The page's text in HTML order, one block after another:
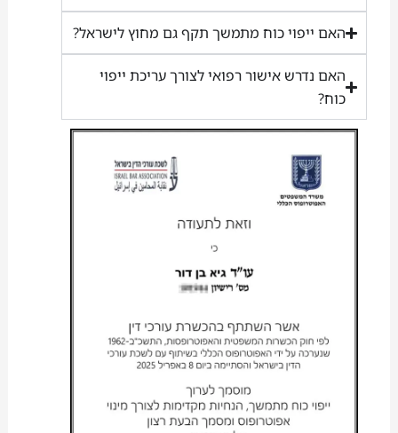
האם ייפוי כוח מתמשך תקף גם מחוץ לישראל?
האם נדרש אישור רפואי לצורך עריכת ייפוי
כוח?